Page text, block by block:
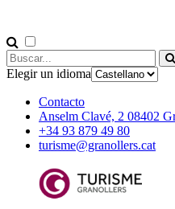
Elegir un idioma
Contacto
Anselm Clavé, 2 08402
+34 93 879 49 80
turisme@granollers.cat